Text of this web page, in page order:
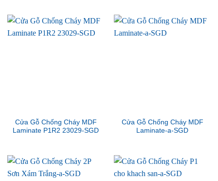
Cửa Gỗ Chống Cháy MDF
Laminate P1R2 23029-SGD
Cửa Gỗ Chống Cháy MDF
Laminate-a-SGD